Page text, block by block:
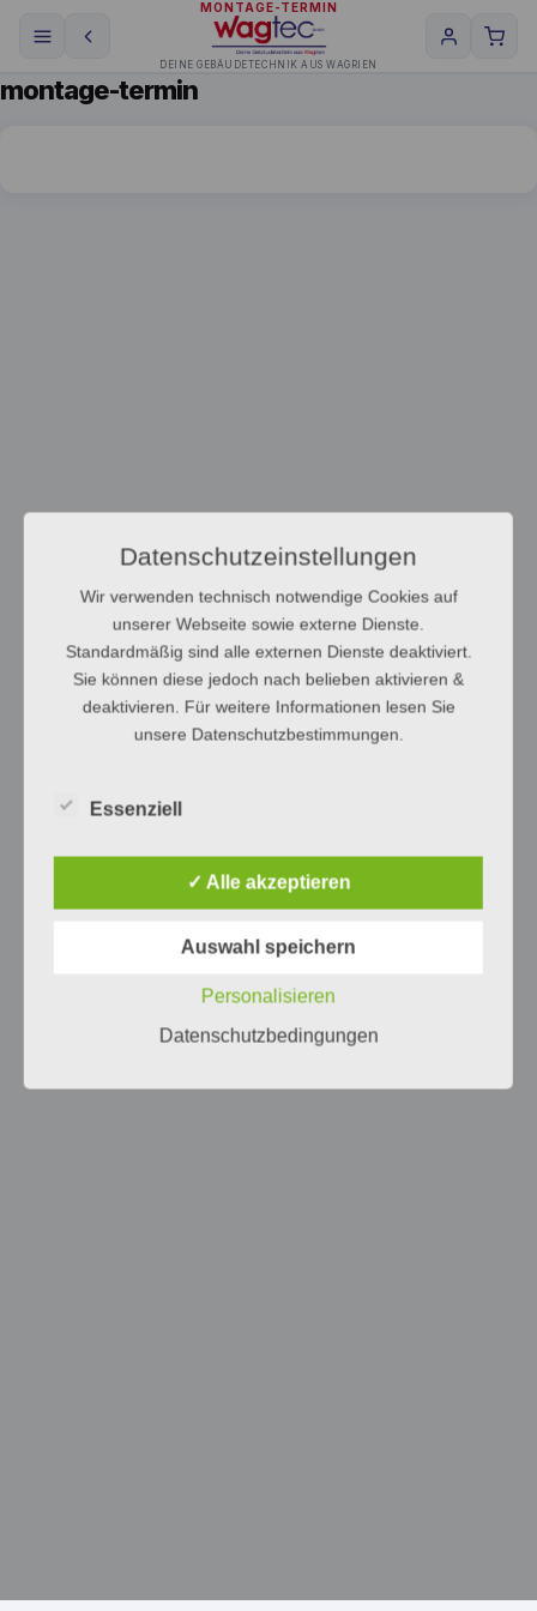
MONTAGE-TERMIN
DEINE GEBÄUDETECHNIK AUS WAGRIEN
montage-termin
Datenschutzeinstellungen
Wir verwenden technisch notwendige Cookies auf
unserer Webseite sowie externe Dienste.
Standardmäßig sind alle externen Dienste deaktiviert.
Sie können diese jedoch nach belieben aktivieren &
deaktivieren. Für weitere Informationen lesen Sie
unsere Datenschutzbestimmungen.
Essenziell
✓ Alle akzeptieren
Auswahl speichern
Personalisieren
Datenschutzbedingungen